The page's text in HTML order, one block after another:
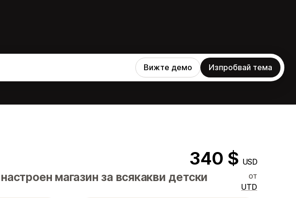
Вижте демо Изпробвай тема
340 $ USD
магазин за всякакви детски
от
UTD